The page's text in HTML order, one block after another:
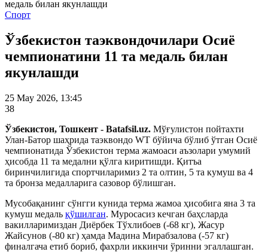
Спорт
Ўзбекистон таэквондочилари Осиё
чемпионатини 11 та медаль билан
якунлашди
25 May 2026, 13:45
38
Ўзбекистон, Тошкент - Batafsil.uz. Мўғулистон пойтахти
Улан-Батор шаҳрида таэквондо WT бўйича бўлиб ўтган Осиё
чемпионатида Ўзбекистон терма жамоаси аъзолари умумий
ҳисобда 11 та медални қўлга киритишди. Қитъа
биринчилигида спортчиларимиз 2 та олтин, 5 та кумуш ва 4
та бронза медалларига сазовор бўлишган.
Мусобақанинг сўнгги кунида терма жамоа ҳисобига яна 3 та
кумуш медаль қўшилган. Муросасиз кечган баҳсларда
вакилларимиздан Диёрбек Тўхлибоев (-68 кг), Жасур
Жайсунов (-80 кг) ҳамда Мадина Мирабзалова (-57 кг)
финалгача етиб бориб, фахрли иккинчи ўринни эгаллашган.